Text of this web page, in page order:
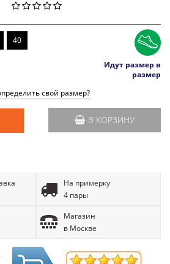
40
Идут размер в
размер
свой размер?
В КОРЗИНУ
На примерку
4 пары
Магазин
в Москве